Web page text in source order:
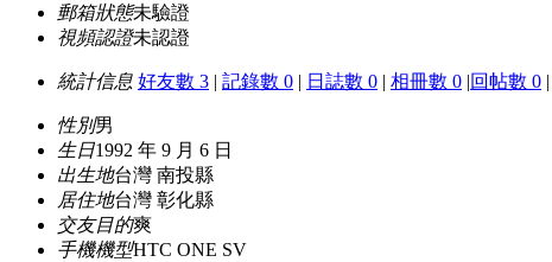
郵箱狀態未驗證
視頻認證未認證
統計信息 好友數 3 | 記錄數 0 | 日誌數 0 | 相冊數 0 |回帖數 0 |
性別男
生日1992 年 9 月 6 日
出生地台灣 南投縣
居住地台灣 彰化縣
交友目的爽
手機機型HTC ONE SV